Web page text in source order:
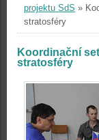
projektu SdS »
stratosféry
Koordinační
stratosféry